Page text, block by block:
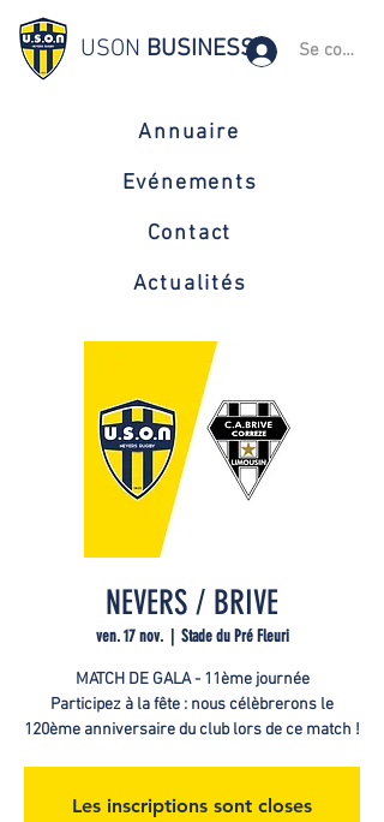
USON BUSINESS Se
Annuaire
Evénements
Contact
Actualités
NEVERS / BRIVE
ven. 17 nov.
  |
Stade du Pré Fleuri
MATCH DE GALA - 11ème journée
Participez à la fête : nous célèbrerons le
120ème anniversaire du club lors de ce match !
Les inscriptions sont closes